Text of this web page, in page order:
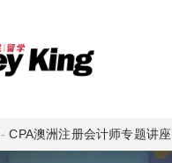
-CPA澳洲注册会计师专题讲座